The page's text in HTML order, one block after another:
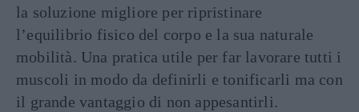
la soluzione migliore per ripristinare
l’equilibrio fisico del corpo e la sua naturale
mobilità. Una pratica utile per far lavorare tutti i
muscoli in modo da definirli e tonificarli ma con
il grande vantaggio di non appesantirli.